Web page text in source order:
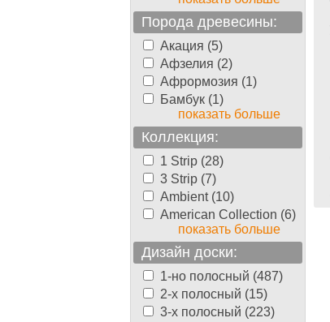
Порода древесины:
Акация (5)
Афзелия (2)
Афрормозия (1)
Бамбук (1)
показать больше
Коллекция:
1 Strip (28)
3 Strip (7)
Ambient (10)
American Collection (6)
показать больше
Дизайн доски:
1-но полосный (487)
2-х полосный (15)
3-х полосный (223)